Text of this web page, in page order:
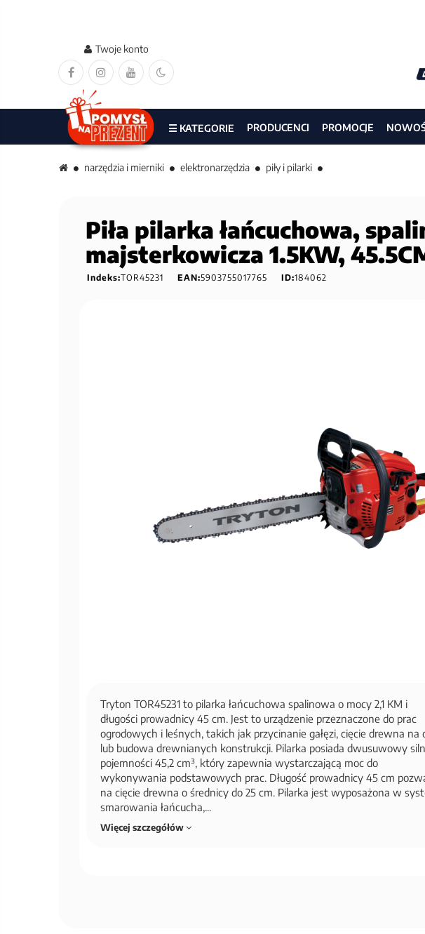
Twoje konto
☰ KATEGORIE PRODUCENCI PROMOCJE
narzędzia i mierniki elektronarzędzia piły i pilarki
Piła pilarka łańcuchowa,
majsterkowicza 1.5KW,
Indeks:TOR45231 EAN:5903755017765 ID:184062
Tryton TOR45231 to pilarka łańcuchowa spalinowa o mocy 2,1 KM i
długości prowadnicy 45 cm. Jest to urządzenie przeznaczone do prac
ogrodowych i leśnych, takich jak przycinanie gałęzi, cięcie drewna na
lub budowa drewnianych konstrukcji. Pilarka posiada dwusuwowy
pojemności 45,2 cm³, który zapewnia wystarczającą moc do
wykonywania podstawowych prac. Długość prowadnicy 45 cm
na cięcie drewna o średnicy do 25 cm. Pilarka jest wyposażona w
smarowania łańcucha,...
Więcej szczegółów